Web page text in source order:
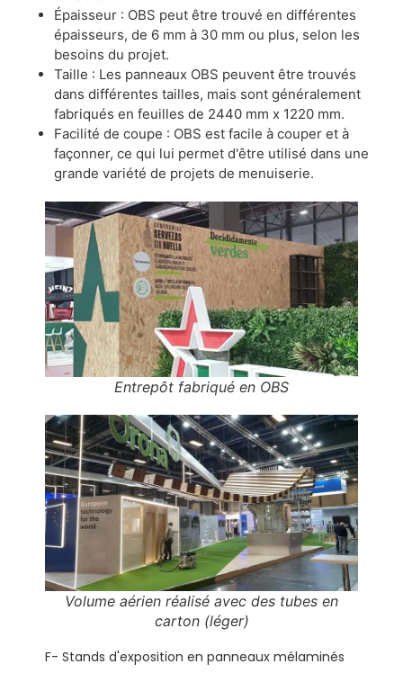
Épaisseur : OBS peut être trouvé en différentes
épaisseurs, de 6 mm à 30 mm ou plus, selon les
besoins du projet.
Taille : Les panneaux OBS peuvent être trouvés
dans différentes tailles, mais sont généralement
fabriqués en feuilles de 2440 mm x 1220 mm.
Facilité de coupe : OBS est facile à couper et à
façonner, ce qui lui permet d'être utilisé dans une
grande variété de projets de menuiserie.
Entrepôt fabriqué en OBS
Volume aérien réalisé avec des tubes en
carton (léger)
F- Stands d'exposition en panneaux mélaminés